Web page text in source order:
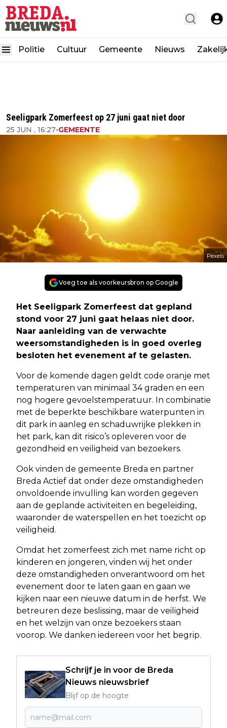
Politie Cultuur Gemeente Nieuws
Seeligpark Zomerfeest op 27 juni gaat niet door
25 JUN , 16:27•GEMEENTE
Pexels
Voeg toe als voorkeursbron op Google
Het Seeligpark Zomerfeest dat gepland
stond voor 27 juni gaat helaas niet door.
Naar aanleiding van de verwachte
weersomstandigheden is in goed overleg
besloten het evenement af te gelasten.
Voor de komende dagen geldt code oranje met
temperaturen van minimaal 34 graden en een
nog hogere gevoelstemperatuur. In combinatie
met de beperkte beschikbare waterpunten in
dit park in aanleg en schaduwrijke plekken in
het park, kan dit risico’s opleveren voor de
gezondheid en veiligheid van bezoekers.
Ook vinden de gemeente Breda en partner
Breda Actief dat onder deze omstandigheden
onvoldoende invulling kan worden gegeven
aan de geplande activiteiten en begeleiding,
waaronder de waterspellen en het toezicht op
veiligheid.
Omdat het zomerfeest zich met name richt op
kinderen en jongeren, vinden wij het onder
deze omstandigheden onverantwoord om het
evenement door te laten gaan en gaan we
kijken naar een nieuwe datum in de herfst. We
betreuren deze beslissing, maar de veiligheid
en het welzijn van onze bezoekers staan
voorop. We danken iedereen voor het begrip.
Schrijf je in voor de Breda
Nieuws nieuwsbrief
Blijf op de hoogte